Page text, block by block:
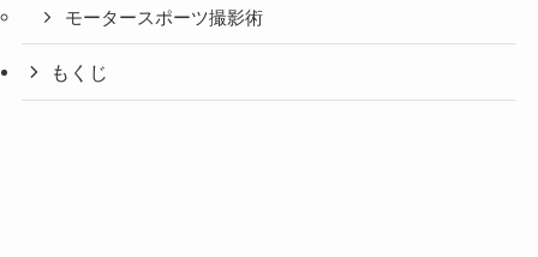
モータースポーツ撮影術
もくじ